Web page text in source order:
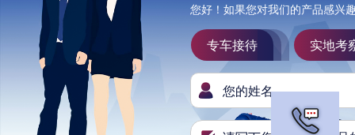
您好！如果您对我们的产品感兴
专车接待 实地考